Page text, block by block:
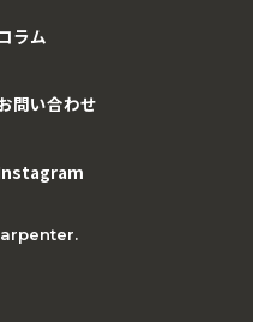
コラム
問い合わせ